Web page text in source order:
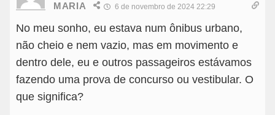
MARIA 6 de novembro de 2024 22:29
No meu sonho, eu estava num ônibus urbano,
não cheio e nem vazio, mas em movimento e
dentro dele, eu e outros passageiros estávamos
fazendo uma prova de concurso ou vestibular. O
que significa?